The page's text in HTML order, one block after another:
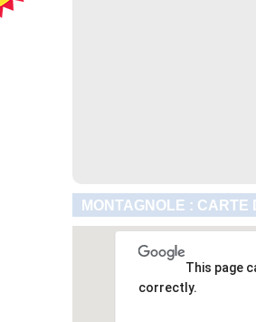
MONTAGNOLE : CARTE
This page
correctly.